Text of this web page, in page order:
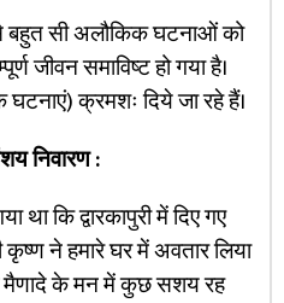
बहुत सी अलौकिक घटनाओं को
जीवन समाविष्ट हो गया है।
क्रमशः दिये जा रहे हैं।
निवारण :
था कि द्वारकापुरी में दिए गए
ने हमारे घर में अवतार लिया
मैणादे के मन में कुछ सशय रह